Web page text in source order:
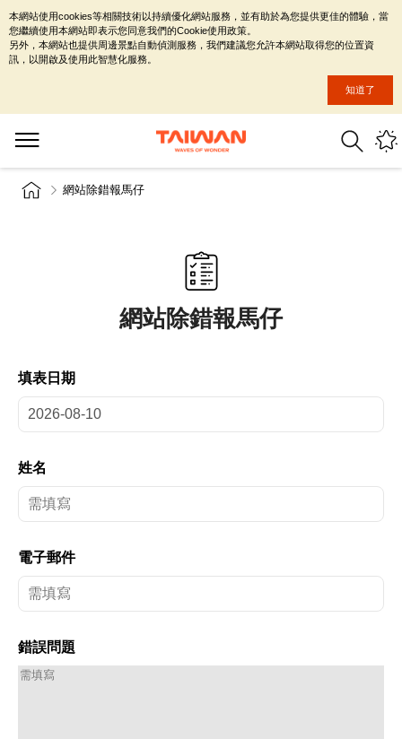
網站除錯報馬仔
網站除錯報馬仔
填表日期
姓名
電子郵件
錯誤問題
本網站使用cookies等相關技術以持續優化網站服務，並有助於為您提供更佳的體驗，當
您繼續使用本網站即表示您同意我們的Cookie使用政策。
另外，本網站也提供周邊景點自動偵測服務，我們建議您允許本網站取得您的位置資
訊，以開啟及使用此智慧化服務。
知道了